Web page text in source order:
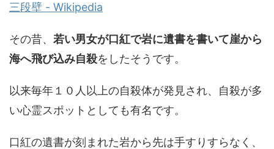
三段壁 - Wikipedia
その昔、 若い男女が口紅で岩に遺書を書いて崖から
海へ飛び込み自殺をしたそうです。
以来毎年１０人以上の自殺体が発見され、自殺が多
い心霊スポットとしても有名です。
口紅の遺書が刻まれた岩から先は手すりすらなく、